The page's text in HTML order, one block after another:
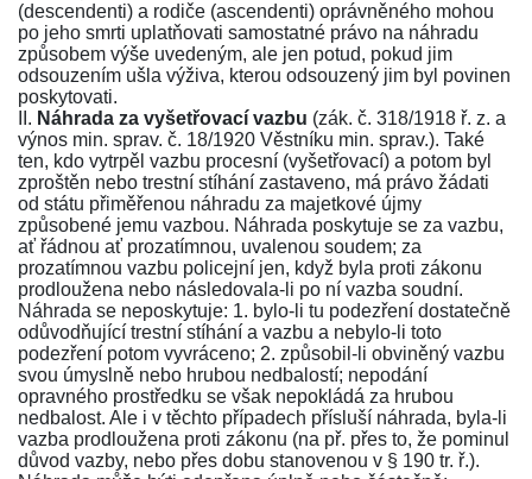
(descendenti) a rodiče (ascendenti) oprávněného mohou
po jeho smrti uplatňovati samostatné právo na náhradu
způsobem výše uvedeným, ale jen potud, pokud jim
odsouzením ušla výživa, kterou odsouzený jim byl povinen
poskytovati.
II. Náhrada za vyšetřovací vazbu (zák. č. 318/1918 ř. z. a
výnos min. sprav. č. 18/1920 Věstníku min. sprav.). Také
ten, kdo vytrpěl vazbu procesní (vyšetřovací) a potom byl
zproštěn nebo trestní stíhání zastaveno, má právo žádati
od státu přiměřenou náhradu za majetkové újmy
způsobené jemu vazbou. Náhrada poskytuje se za vazbu,
ať řádnou ať prozatímnou, uvalenou soudem; za
prozatímnou vazbu policejní jen, když byla proti zákonu
prodloužena nebo následovala-li po ní vazba soudní.
Náhrada se neposkytuje: 1. bylo-li tu podezření dostatečně
odůvodňující trestní stíhání a vazbu a nebylo-li toto
podezření potom vyvráceno; 2. způsobil-li obviněný vazbu
svou úmyslně nebo hrubou nedbalostí; nepodání
opravného prostředku se však nepokládá za hrubou
nedbalost. Ale i v těchto případech přísluší náhrada, byla-li
vazba prodloužena proti zákonu (na př. přes to, že pominul
důvod vazby, nebo přes dobu stanovenou v § 190 tr. ř.).